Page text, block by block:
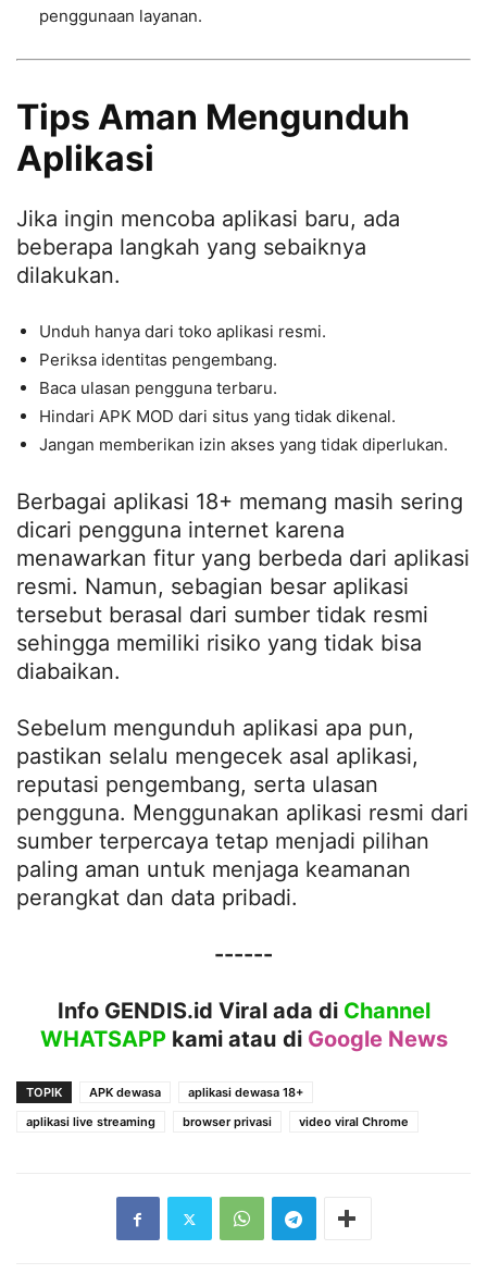
penggunaan layanan.
Tips Aman Mengunduh
Aplikasi
Jika ingin mencoba aplikasi baru, ada
beberapa langkah yang sebaiknya
dilakukan.
Unduh hanya dari toko aplikasi resmi.
Periksa identitas pengembang.
Baca ulasan pengguna terbaru.
Hindari APK MOD dari situs yang tidak dikenal.
Jangan memberikan izin akses yang tidak diperlukan.
Berbagai aplikasi 18+ memang masih sering
dicari pengguna internet karena
menawarkan fitur yang berbeda dari aplikasi
resmi. Namun, sebagian besar aplikasi
tersebut berasal dari sumber tidak resmi
sehingga memiliki risiko yang tidak bisa
diabaikan.
Sebelum mengunduh aplikasi apa pun,
pastikan selalu mengecek asal aplikasi,
reputasi pengembang, serta ulasan
pengguna. Menggunakan aplikasi resmi dari
sumber terpercaya tetap menjadi pilihan
paling aman untuk menjaga keamanan
perangkat dan data pribadi.
------
Info GENDIS.id Viral ada di Channel
WHATSAPPkami atau di Google News
TOPIK APK dewasa
aplikasi dewasa 18+
aplikasi live streaming
browser privasi video viral Chrome